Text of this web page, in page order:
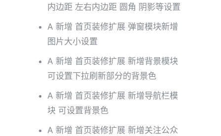
内边距 左右内边距 圆角 阴影等设置
A 新增 首页装修扩展 弹窗模块新增
图片大小设置
A 新增 首页装修扩展 新增背景模块
可设置下拉刷新部分的背景色
A 新增 首页装修扩展 新增导航栏模
块 可设置背景色
A 新增 首页装修扩展 新增关注公众